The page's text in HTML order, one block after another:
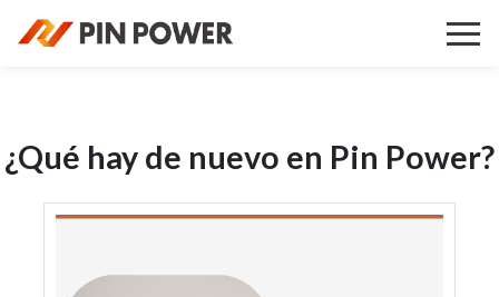
¿Qué hay de nuevo en Pin Power?